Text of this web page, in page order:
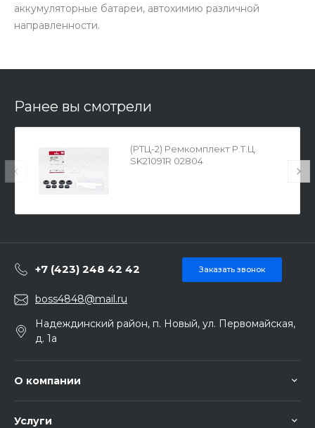
аккумуляторные батареи, автохимию различной
направленности.
Ранее вы смотрели
(РТЦ-2) Ремкомплект Р.Т.Ц.
SK21091R 02804
+7 (423) 248 42 42 Заказать звонок
boss4848@mail.ru
Надеждинский район, п. Новый, ул. Первомайская,
д. 1а
О компании
Услуги